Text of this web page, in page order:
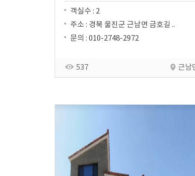
객실수 : 2
주소 : 경북 울진군 근남면 금호길 ..
문의 : 010-2748-2972
537 근남